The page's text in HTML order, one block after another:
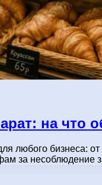
на что
любого бизнеса:
за несоблюдение